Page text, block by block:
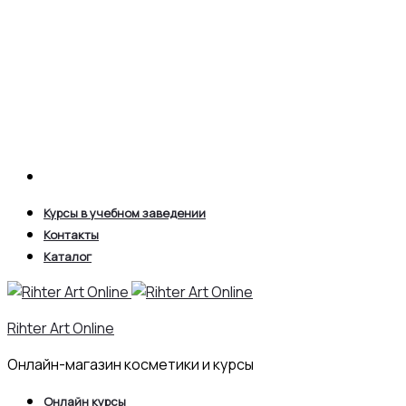
Курсы в учебном заведении
Контакты
Каталог
Rihter Art Online
Онлайн-магазин косметики и курсы
Онлайн курсы